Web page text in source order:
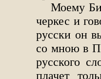
Моему
черкес и
русски он
со мною в
русского
плачет